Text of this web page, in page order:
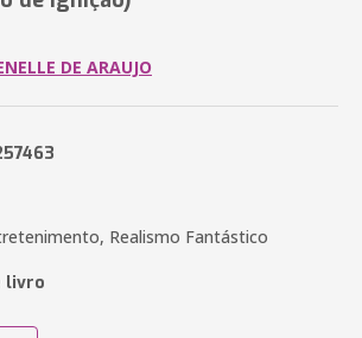
DE ARAUJO
Realismo Fantástico
livro